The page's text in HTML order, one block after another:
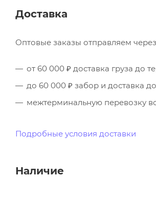
Доставка
Оптовые заказы отправляем через
от 60 000 ₽ доставка груза до
до 60 000 ₽ забор и доставка
межтерминальную перевозку
Подробные условия доставки
Наличие